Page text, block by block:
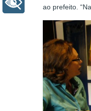
ao prefeito.